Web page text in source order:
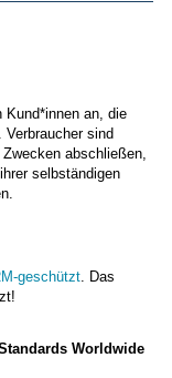
an, die
sind
abschließen,
selbständigen
geschützt. Das
Worldwide